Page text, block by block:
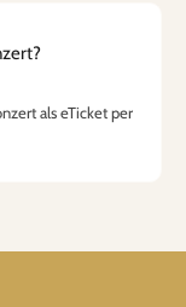
als eTicket per